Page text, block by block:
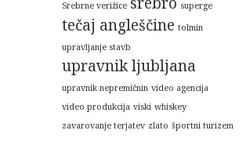
Srebrne verižice superge
tečaj angleščine tolmin
upravljanje stavb
upravnik ljubljana
upravnik nepremičnin video agencija
video produkcija viski whiskey
zavarovanje terjatev zlato športni turizem